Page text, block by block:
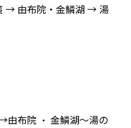
→ 由布院‧金鱗湖 → 湯
由布院 · 金鱗湖～湯の